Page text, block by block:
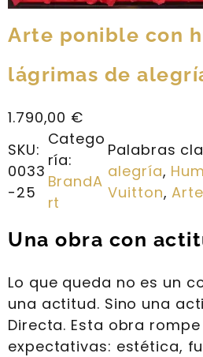
Arte ponible con
lágrimas de
1.790,00 €
SKU:
0033
-25
Catego
ría:
BrandA
rt
Palabras
alegría,
Vuitton,
Una obra con
Lo que queda no es un
una actitud. Sino una
Directa. Esta obra
expectativas: estética,